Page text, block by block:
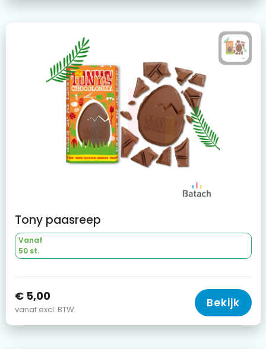
Tony paasreep
Vanaf
50 st.
€ 5,00
vanaf excl. BTW Bekijk